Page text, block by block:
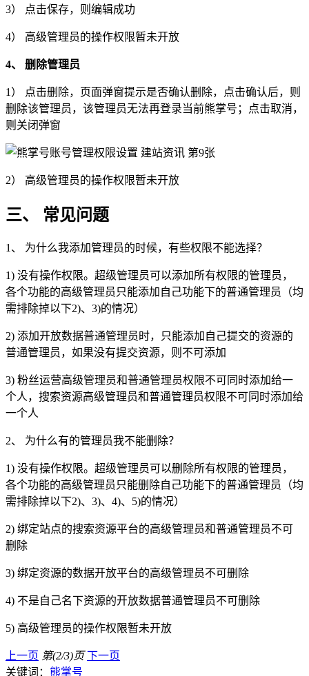
3） 点击保存，则编辑成功
4） 高级管理员的操作权限暂未开放
4、 删除管理员
1） 点击删除，页面弹窗提示是否确认删除，点击确认后，则
删除该管理员，该管理员无法再登录当前熊掌号；点击取消，
则关闭弹窗
2） 高级管理员的操作权限暂未开放
三、 常见问题
1、 为什么我添加管理员的时候，有些权限不能选择？
1) 没有操作权限。超级管理员可以添加所有权限的管理员，
各个功能的高级管理员只能添加自己功能下的普通管理员（均
需排除掉以下2)、3)的情况）
2) 添加开放数据普通管理员时，只能添加自己提交的资源的
普通管理员，如果没有提交资源，则不可添加
3) 粉丝运营高级管理员和普通管理员权限不可同时添加给一
个人，搜索资源高级管理员和普通管理员权限不可同时添加给
一个人
2、 为什么有的管理员我不能删除？
1) 没有操作权限。超级管理员可以删除所有权限的管理员，
各个功能的高级管理员只能删除自己功能下的普通管理员（均
需排除掉以下2)、3)、4)、5)的情况）
2) 绑定站点的搜索资源平台的高级管理员和普通管理员不可
删除
3) 绑定资源的数据开放平台的高级管理员不可删除
4) 不是自己名下资源的开放数据普通管理员不可删除
5) 高级管理员的操作权限暂未开放
上一页 第(2/3)页 下一页
关键词： 熊掌号